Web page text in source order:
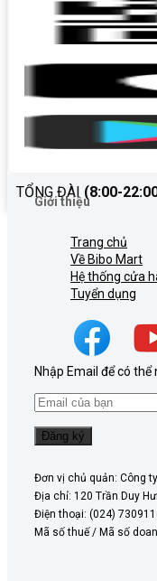
TỔNG ĐÀI (8:00-
Giới thiệu
Trang chủ
Về Bibo Mart
Hệ thống cửa
Tuyển dụng
Nhập Email để có
Đơn vị chủ quản: Công
Địa chỉ: 120 Trần Duy
Điện thoại: (024)
Mã số thuế / Mã số